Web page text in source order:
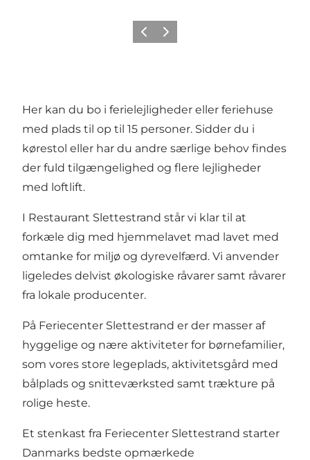
ForrigeNæste
Her kan du bo i ferielejligheder eller feriehuse
med plads til op til 15 personer. Sidder du i
kørestol eller har du andre særlige behov findes
der fuld tilgængelighed og flere lejligheder
med loftlift.
I Restaurant Slettestrand står vi klar til at
forkæle dig med hjemmelavet mad lavet med
omtanke for miljø og dyrevelfærd. Vi anvender
ligeledes delvist økologiske råvarer samt råvarer
fra lokale producenter.
På Feriecenter Slettestrand er der masser af
hyggelige og nære aktiviteter for børnefamilier,
som vores store legeplads, aktivitetsgård med
bålplads og snitteværksted samt trækture på
rolige heste.
Et stenkast fra Feriecenter Slettestrand starter
Danmarks bedste opmærkede